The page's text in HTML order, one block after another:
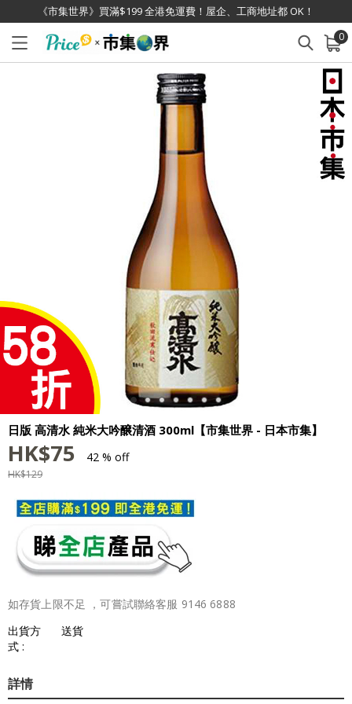
《市集世界》買滿$199 全港免運費！屋企、工商地址都 OK！
0
已加入購物車 查看
日版 高清水 純米大吟醸清酒 300ml【市集世界 - 日本市集】
HK$75 42 % off
HK$129
如存貨上限不足 ，可嘗試聯絡客服 9146 6888
出貨方
式 :
送貨
詳情